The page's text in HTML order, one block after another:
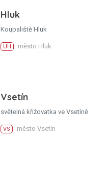
Hluk
Koupaliště Hluk
UH město Hluk
Vsetín
světelná křižovatka ve Vsetíně
VS město Vsetín